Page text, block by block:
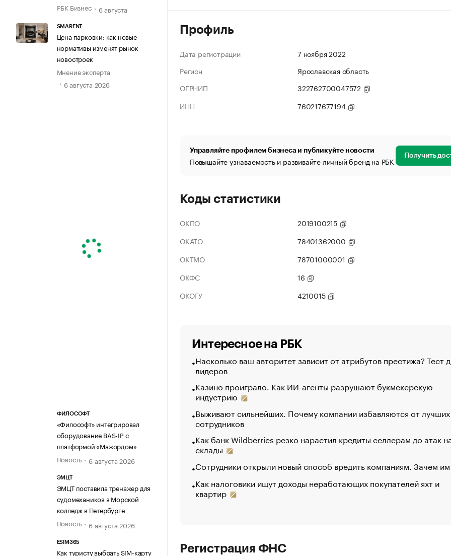
РБК Бизнес
6 августа
SMARENT
Цена парковки: как новые
нормативы изменят рынок
новостроек
Мнение эксперта
6 августа 2026
ФИЛОСОФТ
«Философт» интегрировал
оборудование BAS-IP с
платформой «Мажордом»
Новость
6 августа 2026
ЭМЦТ
ЭМЦТ поставила тренажер для
судомехаников в Морской
колледж в Петербурге
Новость
6 августа 2026
ESIM365
Как туристу выбрать SIM-карту
Профиль
Дата регистрации
7 ноября 2022
Регион
Ярославская область
ОГРНИП
322762700047572
ИНН
760217677194
Управляйте профилем бизнеса и публикуйте новости
Повышайте узнаваемость и развивайте личный бренд на РБК Получить
Коды статистики
ОКПО
2019100215
ОКАТО
78401362000
ОКТМО
78701000001
ОКФС
16
ОКОГУ
4210015
Интересное на РБК
Насколько ваш авторитет зависит от атрибутов престижа? Тест
лидеров
Казино проиграло. Как ИИ-агенты разрушают букмекерскую
индустрию
Выживают сильнейших. Почему компании избавляются от лучших
сотрудников
Как банк Wildberries резко нарастил кредиты селлерам до атак
склады
Сотрудники открыли новый способ вредить компаниям. Зачем
Как налоговики ищут доходы неработающих покупателей яхт и
квартир
Регистрация ФНС